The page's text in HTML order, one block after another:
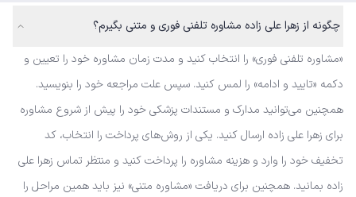
چگونه از زهرا علی زاده مشاوره تلفنی فوری و متنی بگیرم؟
«مشاوره تلفنی فوری» را انتخاب کنید و مدت زمان مشاوره خود را تعیین و
دکمه «تایید و ادامه» را لمس کنید. سپس علت مراجعه خود را بنویسید.
همچنین می‌توانید مدارک و مستندات پزشکی خود را پیش از شروع مشاوره
برای زهرا علی زاده ارسال کنید. یکی از روش‌های پرداخت را انتخاب، کد
تخفیف خود را وارد و هزینه مشاوره را پرداخت کنید و منتظر تماس زهرا علی
زاده بمانید. همچنین برای دریافت «مشاوره متنی» نیز باید همین مراحل را